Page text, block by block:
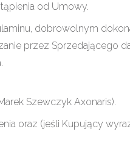
od Umowy.
dobrowolnym
przez Sprzedającego
Szewczyk Axonaris).
oraz (jeśli Kupujący